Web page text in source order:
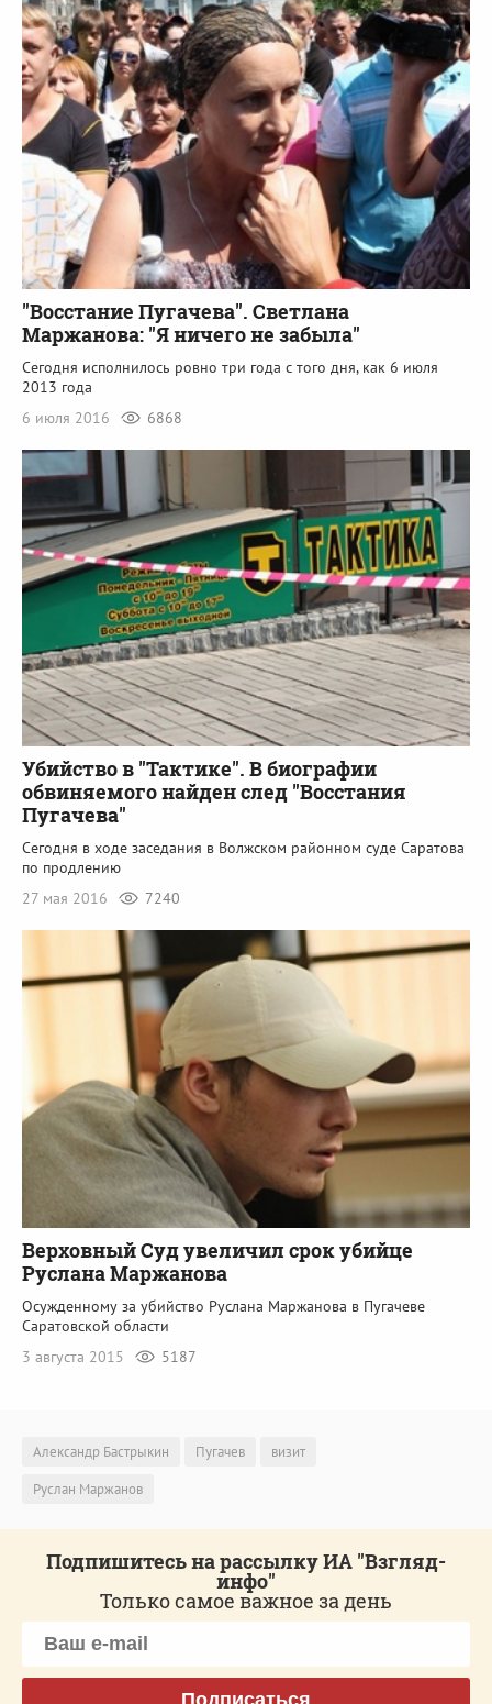
"Восстание Пугачева". Светлана
Маржанова: "Я ничего не забыла"
Сегодня исполнилось ровно три года с того дня, как 6 июля
2013 года
6 июля 2016
6868
Убийство в "Тактике". В биографии
обвиняемого найден след "Восстания
Пугачева"
Сегодня в ходе заседания в Волжском районном суде Саратова
по продлению
27 мая 2016
7240
Верховный Суд увеличил срок убийце
Руслана Маржанова
Осужденному за убийство Руслана Маржанова в Пугачеве
Саратовской области
3 августа 2015
5187
Александр Бастрыкин Пугачев
визит
Руслан Маржанов
Подпишитесь на рассылку ИА "Взгляд-
инфо"
Только самое важное за день
Подписаться